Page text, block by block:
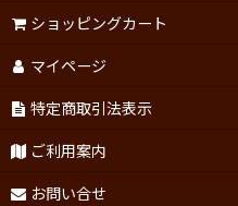
ショッピングカート
マイページ
特定商取引法表示
ご利用案内
お問い合せ